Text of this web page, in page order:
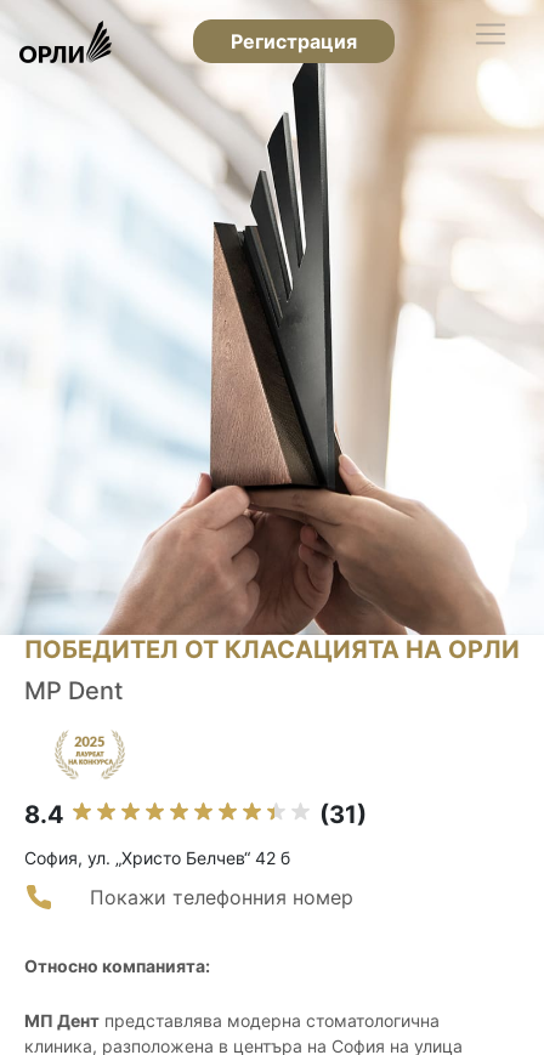
Регистрация
ПОБЕДИТЕЛ ОТ КЛАСАЦИЯТА НА ОРЛИ
MP Dent
8.4 (31)
София, ул. „Христо Белчев“ 42 б
Покажи телефонния номер
Относно компанията:
МП Дент представлява модерна стоматологична
клиника, разположена в центъра на София на улица